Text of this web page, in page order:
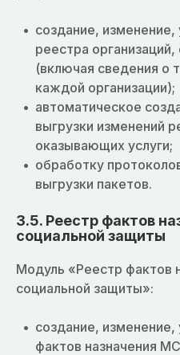
создание, изменение,
реестра
(включая сведения о
каждой организации);
автоматическое
выгрузки изменений
оказывающих услуги;
обработку
выгрузки пакетов.
3.5. Реестр фактов
социальной защиты
Модуль «Реестр фактов
социальной защиты»:
создание, изменение,
фактов назначения